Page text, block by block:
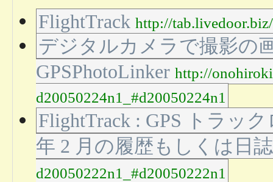
FlightTrackhttp://
デジタルカメラで撮影の
GPSPhotoLinkerhttp://
d20050224n1_#d20050224n1
FlightTrack : GPS トラッ
年 2 月の履歴もしくは日
d20050222n1_#d20050222n1